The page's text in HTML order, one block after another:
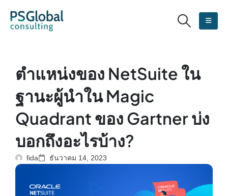
ตำแหน่งของ NetSuite ใน
ฐานะผู้นำใน Magic
Quadrant ของ Gartner บ่ง
บอกถึงอะไรบ้าง?
fida ธันวาคม 14, 2023